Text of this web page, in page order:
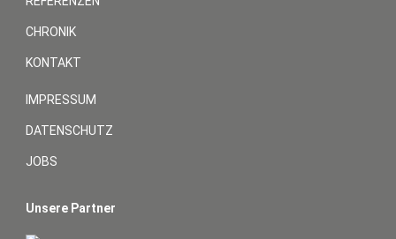
CHRONIK
KONTAKT
IMPRESSUM
DATENSCHUTZ
JOBS
Unsere Partner